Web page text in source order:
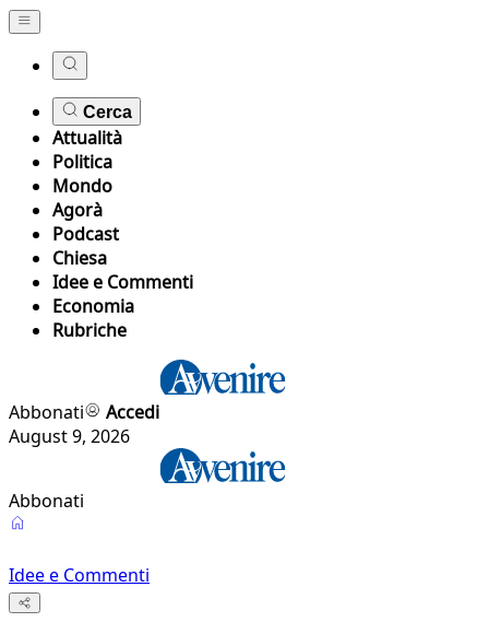
Cerca
Attualità
Politica
Mondo
Agorà
Podcast
Chiesa
Idee e Commenti
Economia
Rubriche
Abbonati
Accedi
August 9, 2026
Abbonati
Idee e Commenti